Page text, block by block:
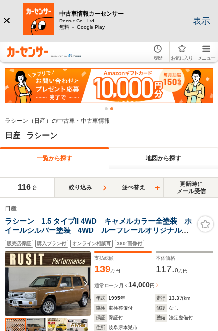
中古車情報カーセンサー
Recruit Co., Ltd.
無料 － Google Play
表示
履歴 お気に入り メニュー
ラシーン（日産）の中古車・中古車情報
日産 ラシーン
一覧から探す 地図から探す
116 台 絞り込み 並べ替え
更新時に
メール受信
日産
ラシーン 1.5 タイプII 4WD キャメルカラー全塗装 ホ
イールシルバー塗装 4WD ルーフレールオリジナルエ
ンブレム 角目ヘッドライトカスタム オレンジコーナ
ーレンズ シートカバー 1DINオーディオ
販売店保証 購入プラン付 オンライン相談可 360°画像付
支払総額
139万円
本体価格
117.0万円
通常ローン 月々14,000円
年式 1995年 走行 13.3万km
車検
車検整備付 修復
なし
保証
保証付 整備
法定整備付
住所
岐阜県本巣市